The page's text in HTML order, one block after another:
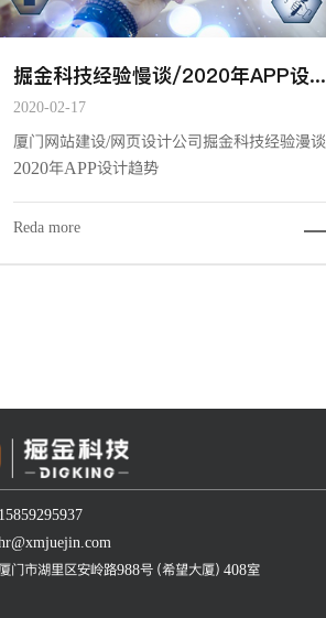
掘金科技经验慢谈/2020年APP设计趋势
2020-02-17
厦门网站建设/网页设计公司掘金科技经验漫谈
2020年APP设计趋势
Reda more
15859295937
hr@xmjuejin.com
门市湖里区安岭路988号（希望大厦）408室